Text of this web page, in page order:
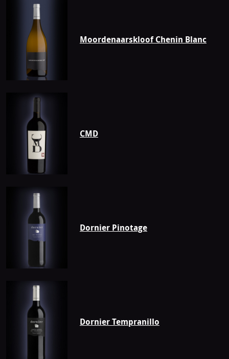
Dornier
Moordenaarskloof Chenin Blanc
CMD
Dornier Pinotage
Dornier Tempranillo